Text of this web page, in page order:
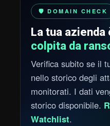
🛡️ DOMAIN CHECK
La tua azienda
colpita da
Verifica subito se il
nello storico degli
monitorati. I dati
storico disponibile.
Watchlist.